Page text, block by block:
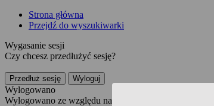
Strona główna
Przejdź do wyszukiwarki
Wygasanie sesji
Czy chcesz przedłużyć sesję?
Przedłuż sesję Wyloguj
Wylogowano
Wylogowano ze względu na nieaktywność